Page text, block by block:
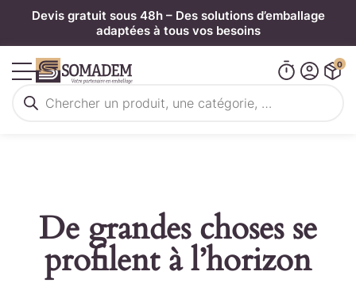
Devis gratuit sous 48h – Des solutions d’emballage
adaptées à tous vos besoins
de
0
De grandes choses se
profilent à l’horizon
Panneau de gestion des cookies